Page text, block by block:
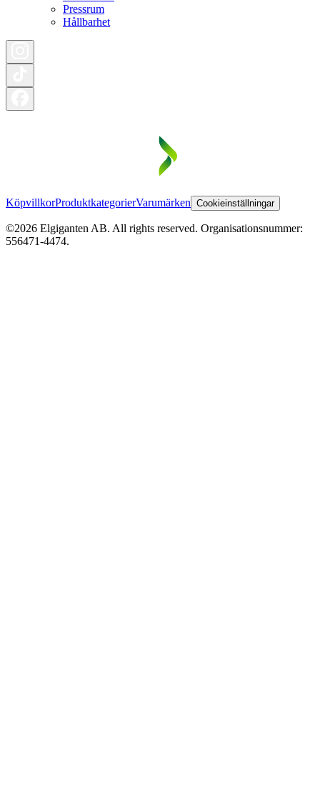
Pressrum
Hållbarhet
KöpvillkorProduktkategorierVarumärken Cookieinställningar
©2026 Elgiganten AB. All rights reserved. Organisationsnummer:
556471-4474.